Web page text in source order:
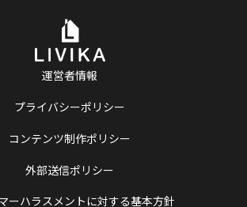
運営者情報
プライバシーポリシー
コンテンツ制作ポリシー
外部送信ポリシー
ーハラスメントに対する基本方針